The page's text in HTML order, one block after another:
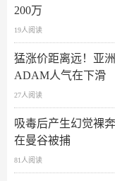
200万
19人阅读
猛涨价距离远！亚
ADAM人气在下滑
27人阅读
吸毒后产生幻觉裸
在曼谷被捕
81人阅读